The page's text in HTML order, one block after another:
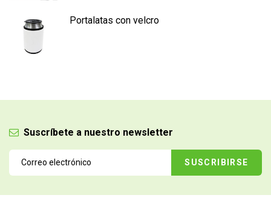
Portalatas con velcro
Suscríbete a nuestro newsletter